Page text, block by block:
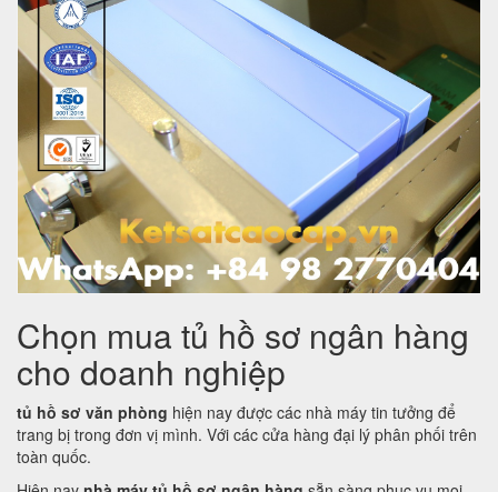
Chọn mua tủ hồ sơ ngân hàng
cho doanh nghiệp
tủ hồ sơ văn phòng hiện nay được các nhà máy tin tưởng để
trang bị trong đơn vị mình. Với các cửa hàng đại lý phân phối trên
toàn quốc.